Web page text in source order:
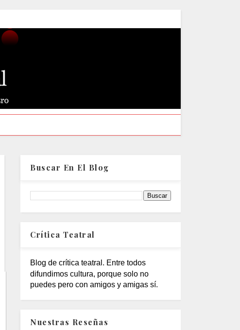
Buscar En El Blog
Crítica Teatral
Blog de crítica teatral. Entre todos
difundimos cultura, porque solo no
puedes pero con amigos y amigas sí.
Nuestras Reseñas